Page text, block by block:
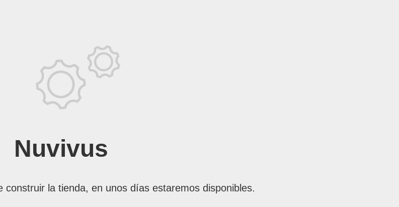
Nuvivus
construir la tienda, en unos días estaremos disponibles.